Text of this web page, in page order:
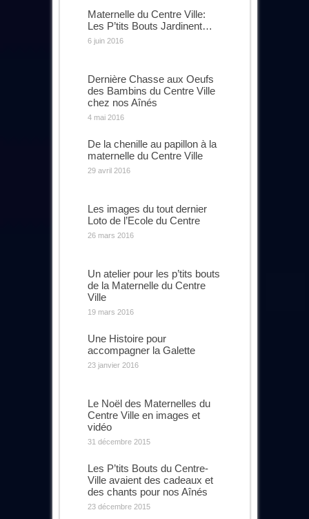
Maternelle du Centre Ville:
Les P’tits Bouts Jardinent…
6 juin 2016
Dernière Chasse aux Oeufs
des Bambins du Centre Ville
chez nos Aînés
4 mai 2016
De la chenille au papillon à la
maternelle du Centre Ville
29 avril 2016
Les images du tout dernier
Loto de l’Ecole du Centre
26 mars 2016
Un atelier pour les p’tits bouts
de la Maternelle du Centre
Ville
19 mars 2016
Une Histoire pour
accompagner la Galette
23 janvier 2016
Le Noël des Maternelles du
Centre Ville en images et
vidéo
31 décembre 2015
Les P’tits Bouts du Centre-
Ville avaient des cadeaux et
des chants pour nos Aînés
23 décembre 2015